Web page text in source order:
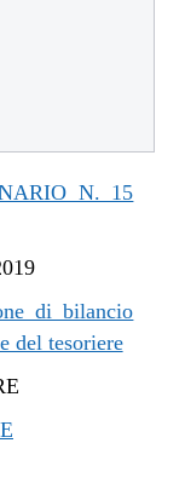
N. 15
di bilancio
del tesoriere